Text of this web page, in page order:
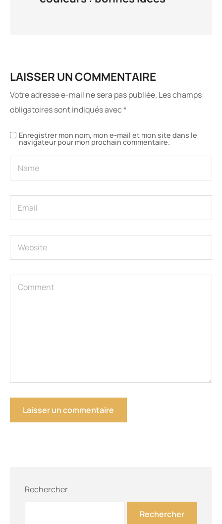
LAISSER UN COMMENTAIRE
Votre adresse e-mail ne sera pas publiée. Les champs
obligatoires sont indiqués avec*
Enregistrer mon nom, mon e-mail et mon site dans le
navigateur pour mon prochain commentaire.
Rechercher
Rechercher